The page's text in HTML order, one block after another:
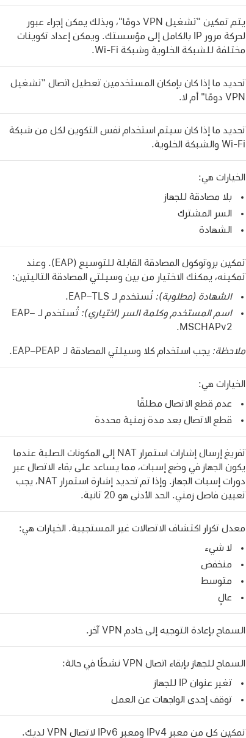
يتم تمكين "تشغيل VPN دومًا"، وبذلك يمكن إجراء عبور
لحركة مرور IP بالكامل إلى مؤسستك. ويمكن إعداد تكوينات
مختلفة للشبكة الخلوية وشبكة Wi-Fi
.
تحديد ما إذا كان بإمكان المستخدمين تعطيل اتصال "تشغيل
VPN دومًا" أم لا.
تحديد ما إذا كان سيتم استخدام نفس التكوين لكل من شبكة
Wi-Fi والشبكة الخلوية.
الخيارات هي:
بلا مصادقة للجهاز
السر المشترك
الشهادة
تمكين بروتوكول المصادقة القابلة للتوسيع (EAP). وعند
تمكينه، يمكنك الاختيار من بين وسيلتي المصادقة التاليتين:
الشهادة (مطلوبة): تُستخدم لـ EAP–TLS.
اسم المستخدم وكلمة السر (اختياري):
تُستخدم لـ EAP–
MSCHAPv2.
ملاحظة: يجب استخدام كلا وسيلتي المصادقة لـ EAP–PEAP.
الخيارات هي:
عدم قطع الاتصال مطلقًا
قطع الاتصال بعد مدة زمنية محددة
تفريغ إرسال إشارات استمرار NAT إلى المكونات الصلبة عندما
يكون الجهاز في وضع إسبات، مما يساعد على بقاء الاتصال عبر
دورات إسبات الجهاز. وإذا تم تحديد إشارة استمرار NAT، يجب
تعيين فاصل زمني. الحد الأدنى هو 20 ثانية.
معدل تكرار اكتشاف الاتصالات غير المستجيبة. الخيارات هي:
لا شيء
منخفض
متوسط
عالٍ
السماح بإعادة التوجيه إلى خادم VPN آخر.
السماح للجهاز بإبقاء اتصال VPN نشطًا في حالة:
تغير عنوان IP للجهاز
توقف إحدى الواجهات عن العمل
تمكين كل من معبر IPv4 ومعبر IPv6 لاتصال VPN لديك.